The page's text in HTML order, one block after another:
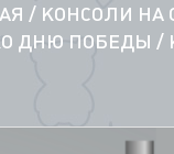
/ КОНСОЛИ НА
ДНЮ ПОБЕДЫ /